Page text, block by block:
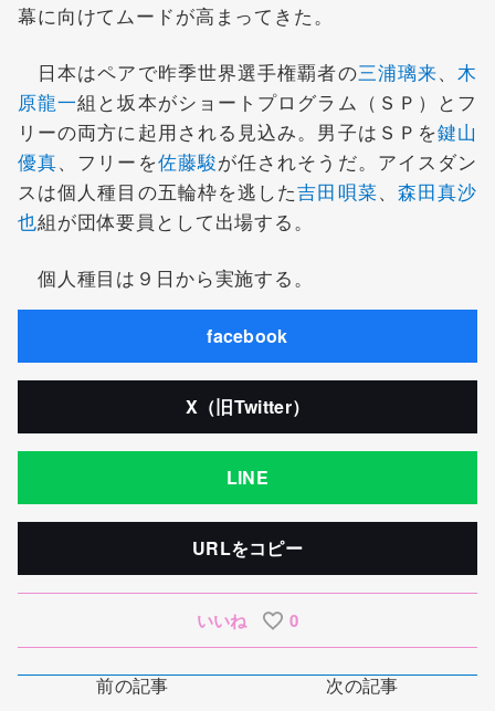
幕に向けてムードが高まってきた。
日本はペアで昨季世界選手権覇者の三浦璃来、木
原龍一組と坂本がショートプログラム（ＳＰ）とフ
リーの両方に起用される見込み。男子はＳＰを鍵山
優真、フリーを佐藤駿が任されそうだ。アイスダン
スは個人種目の五輪枠を逃した吉田唄菜、 森田真沙
也組が団体要員として出場する。
個人種目は９日から実施する。
facebook
X（旧Twitter）
LINE
URLをコピー
いいね 0
前の記事 次の記事